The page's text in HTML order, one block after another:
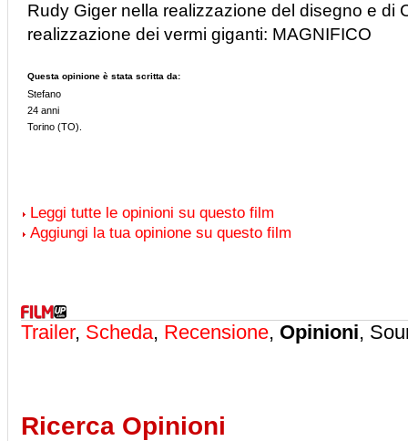
Rudy Giger nella realizzazione del disegno e di
realizzazione dei vermi giganti: MAGNIFICO
Questa opinione è stata scritta da:
Stefano
24 anni
Torino (TO).
Leggi tutte le opinioni su questo film
Aggiungi la tua opinione su questo film
Trailer, Scheda, Recensione, Opinioni,
Ricerca Opinioni